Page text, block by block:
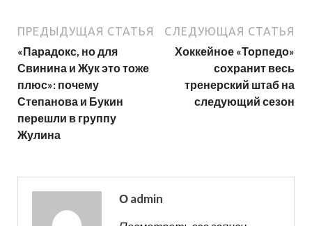
ПРЕДЫДУЩАЯ СТАТЬЯ
«Парадокс, но для
Свинина и Жук это тоже
плюс»: почему
Степанова и Букин
перешли в группу
Жулина
СЛЕДУЮЩАЯ СТАТЬЯ
Хоккейное «Торпедо»
сохранит весь
тренерский штаб на
следующий сезон
О admin